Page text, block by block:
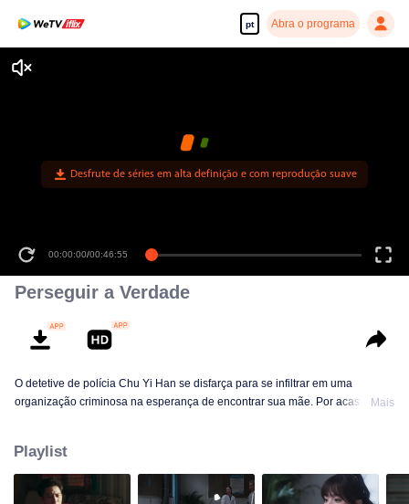
pt Abra o programa
Desfrute de séries em alta definição e com reprodução suave
00:00:00/00:46:55
Perseguir a Verdade
O detetive de polícia Chu Yi Han se disfarça para se infiltrar em uma
organização criminosa na esperança de encontrar sua mãe. Por acaso, eleMais
Playlist